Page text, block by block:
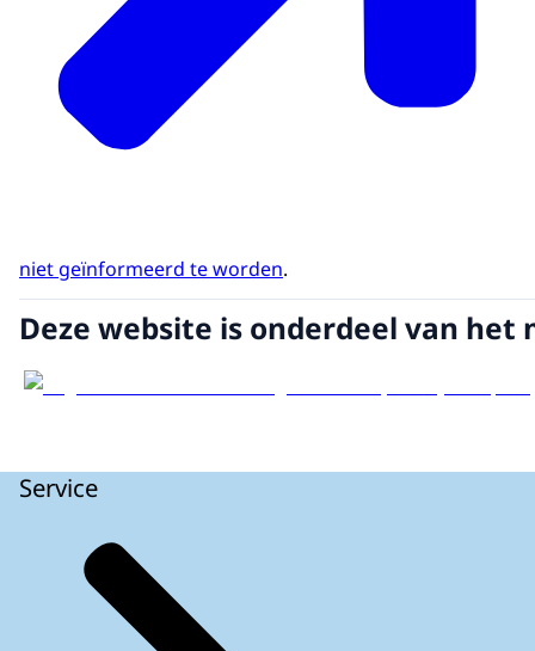
niet geïnformeerd te worden.
Deze website is onderdeel van
Service